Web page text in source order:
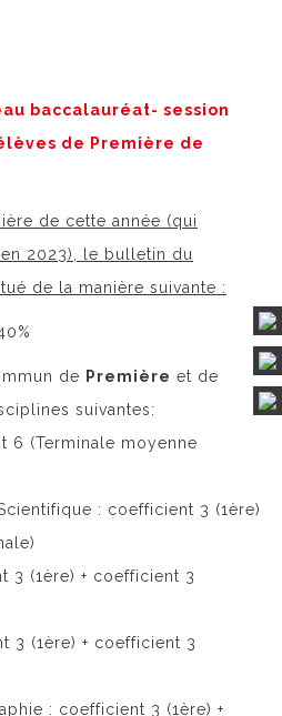
baccalauréat- session
de Première de
de cette année (qui
2023), le bulletin du
de la manière suivante :
de Première et de
suivantes:
6 (Terminale moyenne
: coefficient 3 (1ère)
3 (1ère) + coefficient 3
3 (1ère) + coefficient 3
: coefficient 3 (1ère) +